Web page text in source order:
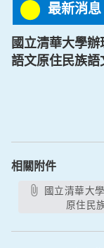
最新消息
國立清華大學
語文原住民族語
相關附件
原住民